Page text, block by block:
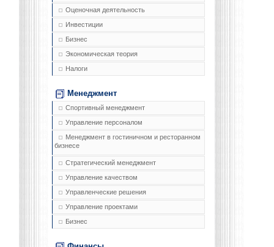
Оценочная деятельность
Инвестиции
Бизнес
Экономическая теория
Налоги
Менеджмент
Спортивный менеджмент
Управление персоналом
Менеджмент в гостиничном и ресторанном
бизнесе
Стратегический менеджмент
Управление качеством
Управленческие решения
Управление проектами
Бизнес